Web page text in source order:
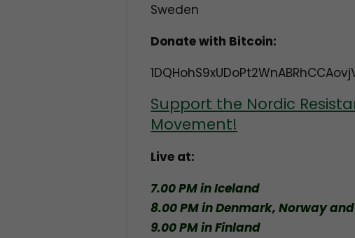
Sweden
Donate with Bitcoin:
Support the Nordic
Movement!
Live at:
7.00 PM in Iceland
8.00 PM in Denmark, Norway
9.00 PM in Finland